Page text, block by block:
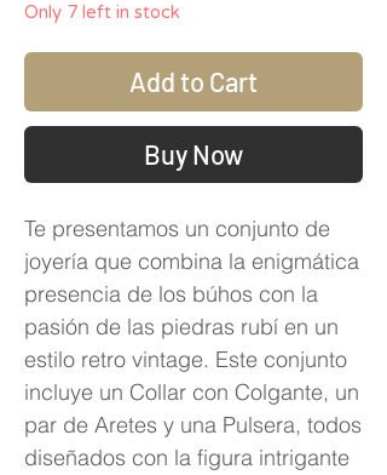
Only 7 left in stock
Add to Cart
Buy Now
Te presentamos un conjunto de
joyería que combina la enigmática
presencia de los búhos con la
pasión de las piedras rubí en un
estilo retro vintage. Este conjunto
incluye un Collar con Colgante, un
par de Aretes y una Pulsera, todos
diseñados con la figura intrigante